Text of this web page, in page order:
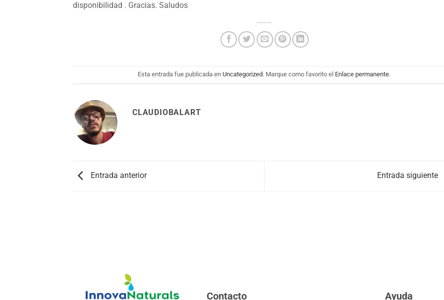
disponibilidad . Gracias. Saludos
Esta entrada fue publicada en Uncategorized. Marque como favorito el Enlace permanente.
CLAUDIOBALART
Entrada anterior Entrada siguiente
Contacto Ayuda